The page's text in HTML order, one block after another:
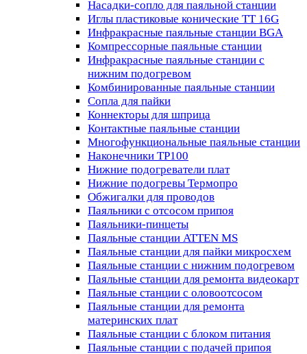
Насадки-сопло для паяльной станции
Иглы пластиковые конические TT 16G
Инфракрасные паяльные станции BGA
Компрессорные паяльные станции
Инфракрасные паяльные станции с
нижним подогревом
Комбинированные паяльные станции
Сопла для пайки
Коннекторы для шприца
Контактные паяльные станции
Многофункциональные паяльные станции
Наконечники TP100
Нижние подогреватели плат
Нижние подогревы Термопро
Обжигалки для проводов
Паяльники с отсосом припоя
Паяльники-пинцеты
Паяльные станции ATTEN MS
Паяльные станции для пайки микросхем
Паяльные станции с нижним подогревом
Паяльные станции для ремонта видеокарт
Паяльные станции с оловоотсосом
Паяльные станции для ремонта
материнских плат
Паяльные станции с блоком питания
Паяльные станции с подачей припоя